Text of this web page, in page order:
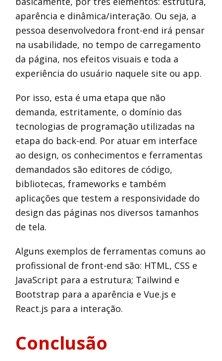
aparência e dinâmica/interação. Ou seja, a
pessoa desenvolvedora front-end irá pensar
na usabilidade, no tempo de carregamento
da página, nos efeitos visuais e toda a
experiência do usuário naquele site ou app.
Por isso, esta é uma etapa que não
demanda, estritamente, o domínio das
tecnologias de programação utilizadas na
etapa do back-end. Por atuar em interface
ao design, os conhecimentos e ferramentas
demandados são editores de código,
bibliotecas, frameworks e também
aplicações que testem a responsividade do
design das páginas nos diversos tamanhos
de tela.
Alguns exemplos de ferramentas comuns ao
profissional de front-end são: HTML, CSS e
JavaScript para a estrutura; Tailwind e
Bootstrap para a aparência e Vue.js e
React.js para a interação.
Conclusão